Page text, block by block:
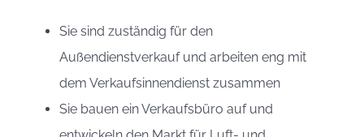
Sie sind zuständig für den
Außendienstverkauf und arbeiten eng mit
dem Verkaufsinnendienst zusammen
Sie bauen ein Verkaufsbüro auf und